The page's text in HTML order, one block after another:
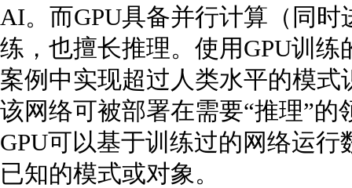
AI。而GPU具备并行计算（同
练，也擅长推理。使用GPU训
案例中实现超过人类水平的模
该网络可被部署在需要“推理”
GPU可以基于训练过的网络运
已知的模式或对象。